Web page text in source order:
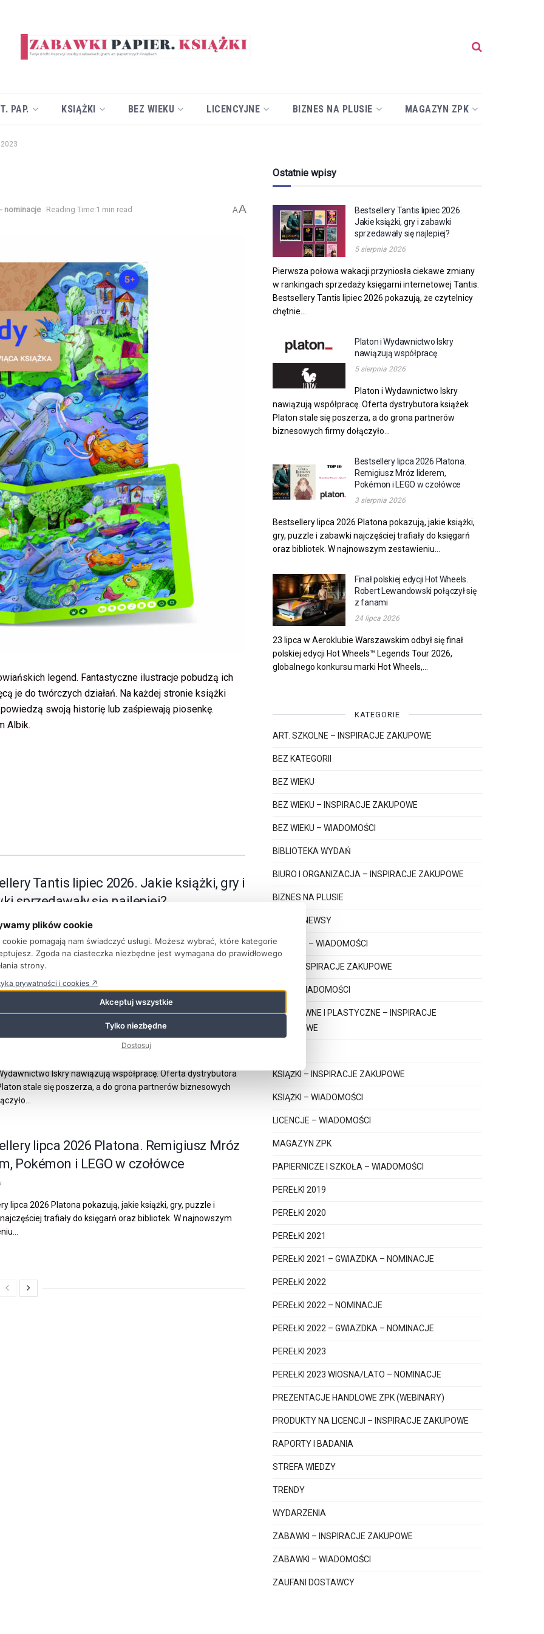
PAP. KSIĄŻKI BEZ WIEKU LICENCYJNE BIZNES NA PLUSIE MAGAZYN ZPK
2023
nominacje Reading Time:1 min read AA
legend. Fantastyczne ilustracje pobudzą ich
je do twórczych działań. Na każdej stronie książki
swoją historię lub zaśpiewają piosenkę.
Albik.
Tantis lipiec 2026. Jakie książki, gry i
sprzedawały się najlepiej?
połowa wakacji przyniosła ciekawe zmiany w rankingach
księgarni internetowej Tantis. Bestsellery Tantis lipiec 2026
że czytelnicy chętnie...
i Wydawnictwo Iskry nawiązują
Iskry nawiązują współpracę. Oferta dystrybutora
stale się poszerza, a do grona partnerów biznesowych
lipca 2026 Platona. Remigiusz Mróz
Pokémon i LEGO w czołówce
lipca 2026 Platona pokazują, jakie książki, gry, puzzle i
trafiały do księgarń oraz bibliotek. W najnowszym
Ostatnie wpisy
Bestsellery Tantis lipiec 2026.
Jakie książki, gry i zabawki
sprzedawały się najlepiej?
5 sierpnia 2026
Pierwsza połowa wakacji przyniosła ciekawe zmiany
w rankingach sprzedaży księgarni internetowej Tantis.
Bestsellery Tantis lipiec 2026 pokazują, że czytelnicy
chętnie...
Platon i Wydawnictwo Iskry
nawiązują współpracę
5 sierpnia 2026
Platon i Wydawnictwo Iskry
nawiązują współpracę. Oferta dystrybutora książek
Platon stale się poszerza, a do grona partnerów
biznesowych firmy dołączyło...
Bestsellery lipca 2026 Platona.
Remigiusz Mróz liderem,
Pokémon i LEGO w czołówce
3 sierpnia 2026
Bestsellery lipca 2026 Platona pokazują, jakie książki,
gry, puzzle i zabawki najczęściej trafiały do księgarń
oraz bibliotek. W najnowszym zestawieniu...
Finał polskiej edycji Hot Wheels.
Robert Lewandowski połączył się
z fanami
24 lipca 2026
23 lipca w Aeroklubie Warszawskim odbył się finał
polskiej edycji Hot Wheels™ Legends Tour 2026,
globalnego konkursu marki Hot Wheels,...
KATEGORIE
ART. SZKOLNE – INSPIRACJE ZAKUPOWE
BEZ KATEGORII
BEZ WIEKU
BEZ WIEKU – INSPIRACJE ZAKUPOWE
BEZ WIEKU – WIADOMOŚCI
BIBLIOTEKA WYDAŃ
BIURO I ORGANIZACJA – INSPIRACJE ZAKUPOWE
BIZNES NA PLUSIE
BIZNES NEWSY
DZIECKO – WIADOMOŚCI
GRY – INSPIRACJE ZAKUPOWE
GRY – WIADOMOŚCI
KREATYWNE I PLASTYCZNE – INSPIRACJE
ZAKUPOWE
KSIĄŻKI – INSPIRACJE ZAKUPOWE
KSIĄŻKI – WIADOMOŚCI
LICENCJE – WIADOMOŚCI
MAGAZYN ZPK
PAPIERNICZE I SZKOŁA – WIADOMOŚCI
PEREŁKI 2019
PEREŁKI 2020
PEREŁKI 2021
PEREŁKI 2021 – GWIAZDKA – NOMINACJE
PEREŁKI 2022
PEREŁKI 2022 – NOMINACJE
PEREŁKI 2022 – GWIAZDKA – NOMINACJE
PEREŁKI 2023
PEREŁKI 2023 WIOSNA/LATO – NOMINACJE
PREZENTACJE HANDLOWE ZPK (WEBINARY)
PRODUKTY NA LICENCJI – INSPIRACJE ZAKUPOWE
RAPORTY I BADANIA
STREFA WIEDZY
TRENDY
WYDARZENIA
ZABAWKI – INSPIRACJE ZAKUPOWE
ZABAWKI – WIADOMOŚCI
ZAUFANI DOSTAWCY
plików cookie
cookie pomagają nam świadczyć usługi. Możesz wybrać, które kategorie
Zgoda na ciasteczka niezbędne jest wymagana do prawidłowego
strony.
prywatności i cookies ↗
Akceptuj wszystkie
Tylko niezbędne
Dostosuj